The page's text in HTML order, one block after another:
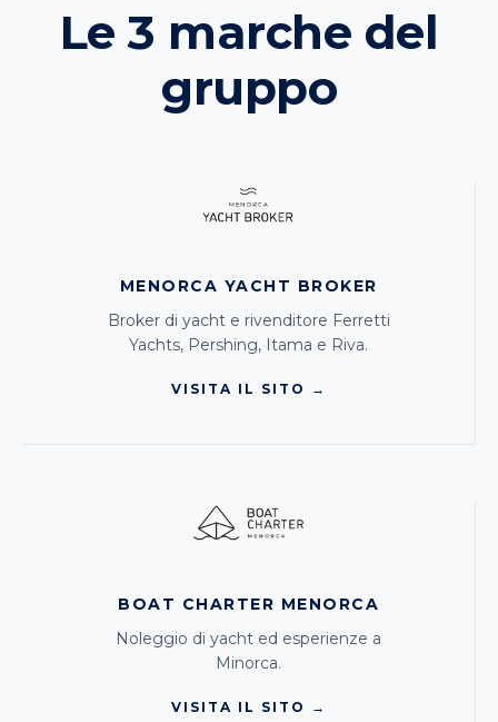
Le 3 marche del
gruppo
MENORCA YACHT BROKER
Broker di yacht e rivenditore Ferretti
Yachts, Pershing, Itama e Riva.
VISITA IL SITO →
BOAT CHARTER MENORCA
Noleggio di yacht ed esperienze a
Minorca.
VISITA IL SITO →